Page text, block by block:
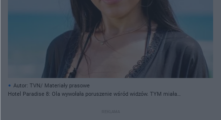
Autor: TVN/ Materiały prasowe
Hotel Paradise 8: Ola wywołała poruszenie wśród widzów. TYM miała